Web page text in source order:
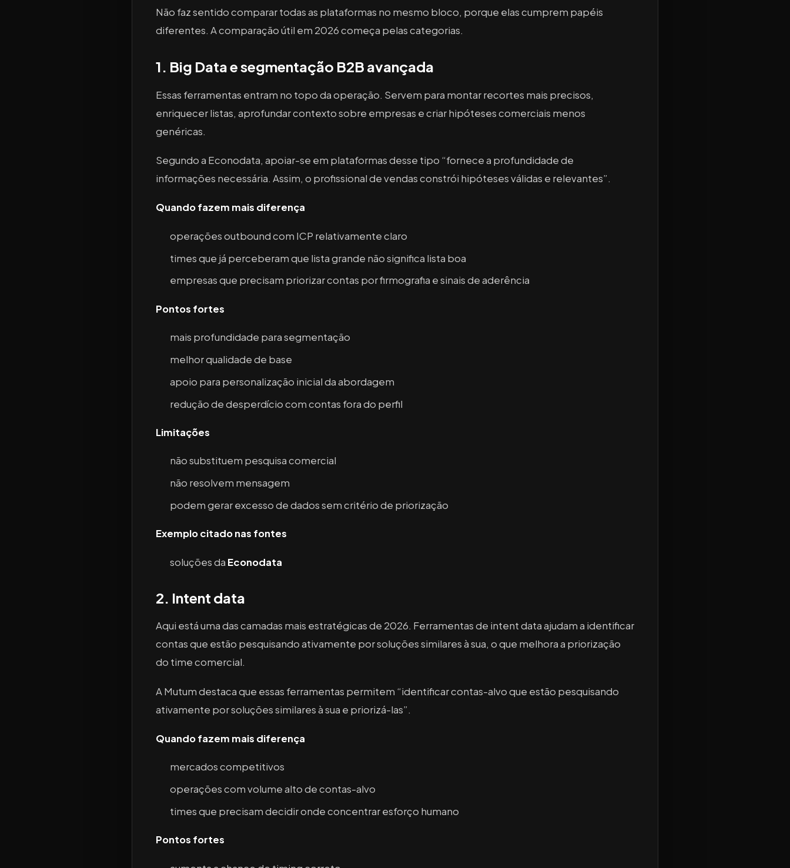
Não faz sentido comparar todas as plataformas no mesmo bloco, porque elas cumprem papéis
diferentes. A comparação útil em 2026 começa pelas categorias.
1. Big Data e segmentação B2B avançada
Essas ferramentas entram no topo da operação. Servem para montar recortes mais precisos,
enriquecer listas, aprofundar contexto sobre empresas e criar hipóteses comerciais menos
genéricas.
Segundo a Econodata, apoiar-se em plataformas desse tipo “fornece a profundidade de
informações necessária. Assim, o profissional de vendas constrói hipóteses válidas e relevantes”.
Quando fazem mais diferença
operações outbound com ICP relativamente claro
times que já perceberam que lista grande não significa lista boa
empresas que precisam priorizar contas por firmografia e sinais de aderência
Pontos fortes
mais profundidade para segmentação
melhor qualidade de base
apoio para personalização inicial da abordagem
redução de desperdício com contas fora do perfil
Limitações
não substituem pesquisa comercial
não resolvem mensagem
podem gerar excesso de dados sem critério de priorização
Exemplo citado nas fontes
soluções da Econodata
2. Intent data
Aqui está uma das camadas mais estratégicas de 2026. Ferramentas de intent data ajudam a identificar
contas que estão pesquisando ativamente por soluções similares à sua, o que melhora a priorização
do time comercial.
A Mutum destaca que essas ferramentas permitem “identificar contas-alvo que estão pesquisando
ativamente por soluções similares à sua e priorizá-las”.
Quando fazem mais diferença
mercados competitivos
operações com volume alto de contas-alvo
times que precisam decidir onde concentrar esforço humano
Pontos fortes